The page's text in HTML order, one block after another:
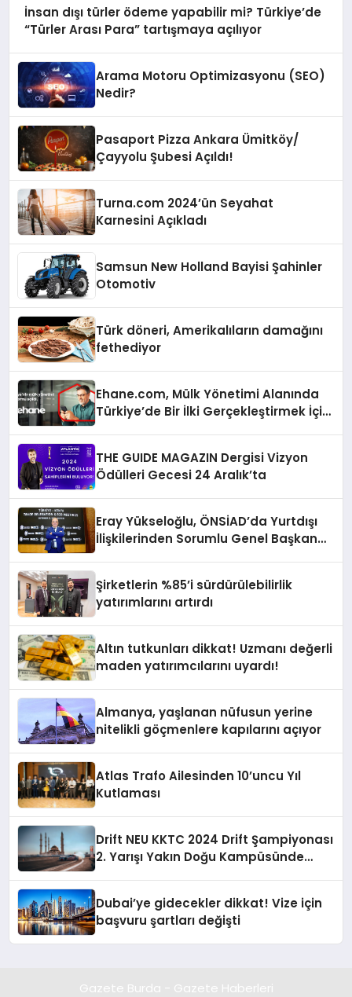
İnsan dışı türler ödeme yapabilir mi? Türkiye’de
“Türler Arası Para” tartışmaya açılıyor
Arama Motoru Optimizasyonu (SEO)
Nedir?
Pasaport Pizza Ankara Ümitköy/
Çayyolu Şubesi Açıldı!
Turna.com 2024’ün Seyahat
Karnesini Açıkladı
Samsun New Holland Bayisi Şahinler
Otomotiv
Türk döneri, Amerikalıların damağını
fethediyor
Ehane.com, Mülk Yönetimi Alanında
Türkiye’de Bir İlki Gerçekleştirmek İçin
THE GUIDE MAGAZIN Dergisi Vizyon
Ödülleri Gecesi 24 Aralık’ta
Eray Yükseloğlu, ÖNSİAD’da Yurtdışı
İlişkilerinden Sorumlu Genel Başkan
Şirketlerin %85’i sürdürülebilirlik
yatırımlarını artırdı
Altın tutkunları dikkat! Uzmanı değerli
maden yatırımcılarını uyardı!
Almanya, yaşlanan nüfusun yerine
nitelikli göçmenlere kapılarını açıyor
Atlas Trafo Ailesinden 10’uncu Yıl
Kutlaması
Drift NEU KKTC 2024 Drift Şampiyonası
2. Yarışı Yakın Doğu Kampüsünde
Dubai’ye gidecekler dikkat! Vize için
başvuru şartları değişti
Gazete Burda - Gazete Haberleri